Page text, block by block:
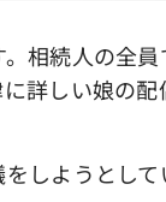
相続人の全
詳しい娘の
しようとして